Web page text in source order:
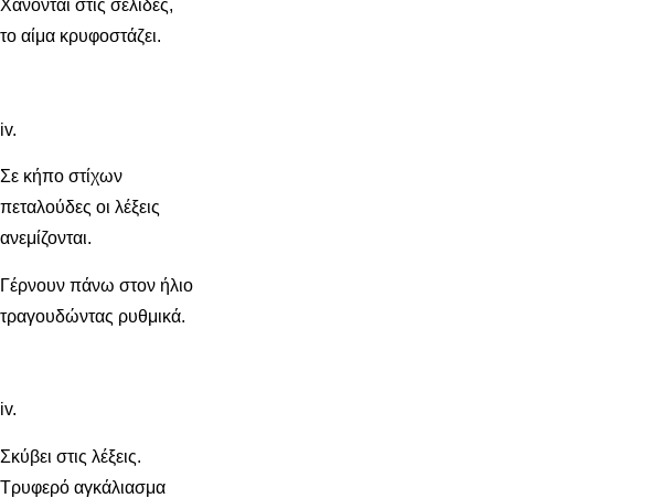
Χάνονται στις σελίδες,
το αίμα κρυφοστάζει.
iv.
Σε κήπο στίχων
πεταλούδες οι λέξεις
ανεμίζονται.
Γέρνουν πάνω στον ήλιο
τραγουδώντας ρυθμικά.
iv.
Σκύβει στις λέξεις.
Τρυφερό αγκάλιασμα